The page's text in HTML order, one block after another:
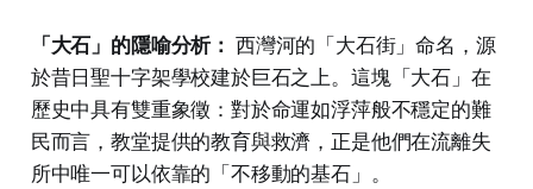
「大石」的隱喻分析： 西灣河的「大石街」命名，源
於昔日聖十字架學校建於巨石之上。這塊「大石」在
歷史中具有雙重象徵：對於命運如浮萍般不穩定的難
民而言，教堂提供的教育與救濟，正是他們在流離失
所中唯一可以依靠的「不移動的基石」。